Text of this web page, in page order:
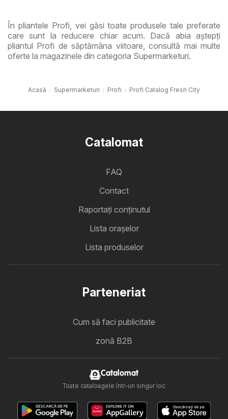
În pliantele Profi, vei găsi toate produsele tale preferate
care sunt la reducere chiar acum. Dacă abia aștepți
pliantul Profi de săptămâna viitoare, consultă mai multe
oferte la magazinele din categoria Supermarketuri.
Acasă Supermarketuri Profi Profi Catalog Fresh City
Catalomat
FAQ
Contact
Raportați conținutul
Lista oraşelor
Lista produselor
Parteneriat
Cum să faci publicitate
zonă B2B
Catalomat
Toate cataloagele într-un singur loc